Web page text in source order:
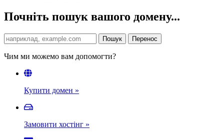
Почніть пошук вашого домену...
Чим ми можемо вам допомогти?
Купити домен »
Замовити хостінг »